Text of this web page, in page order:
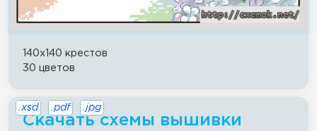
140x140 крестов
30 цветов
Скачать схемы вышивки
.xsd .pdf .jpg